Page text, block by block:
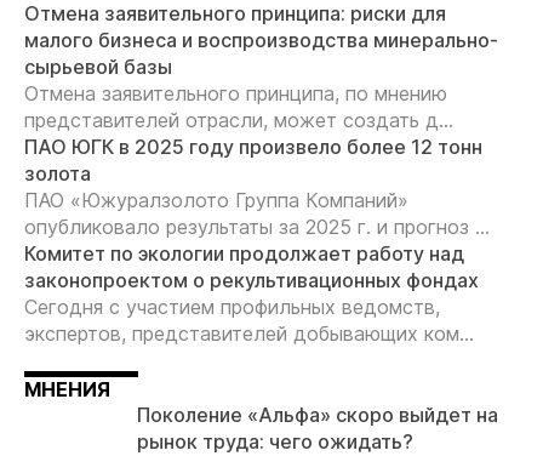
Отмена заявительного принципа: риски для
малого бизнеса и воспроизводства минерально-
сырьевой базы
Отмена заявительного принципа, по мнению
представителей отрасли, может создать д...
ПАО ЮГК в 2025 году произвело более 12 тонн
золота
ПАО «Южуралзолото Группа Компаний»
опубликовало результаты за 2025 г. и прогноз ...
Комитет по экологии продолжает работу над
законопроектом о рекультивационных фондах
Сегодня с участием профильных ведомств,
экспертов, представителей добывающих ком...
МНЕНИЯ
Поколение «Альфа» скоро выйдет на
рынок труда: чего ожидать?